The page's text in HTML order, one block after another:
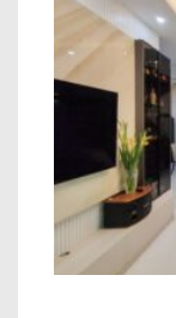
Thi